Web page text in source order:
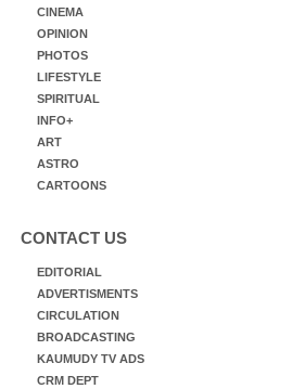
CINEMA
OPINION
PHOTOS
LIFESTYLE
SPIRITUAL
INFO+
ART
ASTRO
CARTOONS
CONTACT US
EDITORIAL
ADVERTISMENTS
CIRCULATION
BROADCASTING
KAUMUDY TV ADS
CRM DEPT